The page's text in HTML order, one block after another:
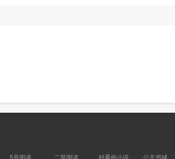
5号阅读 二筒阅读 好看的小说 公主书城